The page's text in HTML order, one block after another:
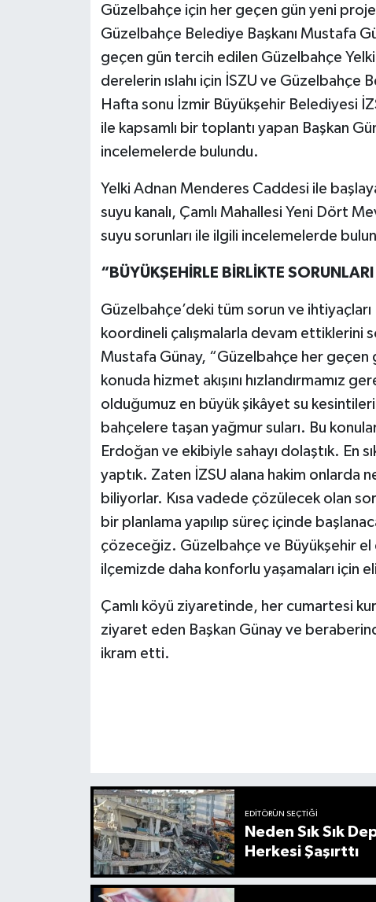
Güzelbahçe için her geçen gün yeni
Güzelbahçe Belediye Başkanı Mustafa
geçen gün tercih edilen Güzelbahçe Yelki
derelerin ıslahı için İSZU ve
Hafta sonu İzmir Büyükşehir Belediyesi
ile kapsamlı bir toplantı yapan Başkan
incelemelerde bulundu.
Yelki Adnan Menderes Caddesi ile
suyu kanalı, Çamlı Mahallesi Yeni Dört
suyu sorunları ile ilgili incelemelerde
“BÜYÜKŞEHİRLE BİRLİKTE
Güzelbahçe’deki tüm sorun ve
koordineli çalışmalarla devam ettiklerini
Mustafa Günay, “Güzelbahçe her
konuda hizmet akışını hızlandırmamız
olduğumuz en büyük şikâyet su
bahçelere taşan yağmur suları. Bu
Erdoğan ve ekibiyle sahayı dolaştık. En
yaptık. Zaten İZSU alana hakim onlarda
biliyorlar. Kısa vadede çözülecek olan
bir planlama yapılıp süreç içinde
çözeceğiz. Güzelbahçe ve Büyükşehir
ilçemizde daha konforlu yaşamaları için
Çamlı köyü ziyaretinde, her cumartesi
ziyaret eden Başkan Günay ve
ikram etti.
EDITÖRÜN SEÇTIĞI
Neden Sık Sık
Herkesi Şaşırttı